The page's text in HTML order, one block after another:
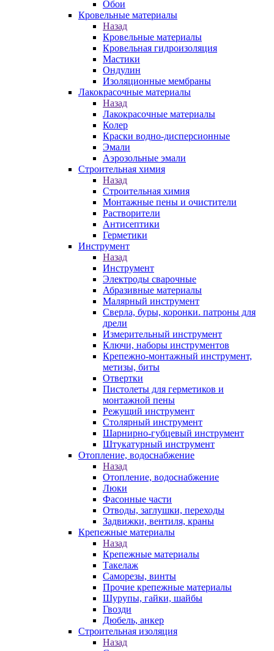
Обои
Кровельные материалы
Назад
Кровельные материалы
Кровельная гидроизоляция
Мастики
Ондулин
Изоляционные мембраны
Лакокрасочные материалы
Назад
Лакокрасочные материалы
Колер
Краски водно-дисперсионные
Эмали
Аэрозольные эмали
Строительная химия
Назад
Строительная химия
Монтажные пены и очистители
Растворители
Антисептики
Герметики
Инструмент
Назад
Инструмент
Электроды сварочные
Абразивные материалы
Малярный инструмент
Сверла, буры, коронки. патроны для
дрели
Измерительный инструмент
Ключи, наборы инструментов
Крепежно-монтажный инструмент,
метизы, биты
Отвертки
Пистолеты для герметиков и
монтажной пены
Режущий инструмент
Столярный инструмент
Шарнирно-губцевый инструмент
Штукатурный инструмент
Отопление, водоснабжение
Назад
Отопление, водоснабжение
Люки
Фасонные части
Отводы, заглушки, переходы
Задвижки, вентиля, краны
Крепежные материалы
Назад
Крепежные материалы
Такелаж
Саморезы, винты
Прочие крепежные материалы
Шурупы, гайки, шайбы
Гвозди
Дюбель, анкер
Строительная изоляция
Назад